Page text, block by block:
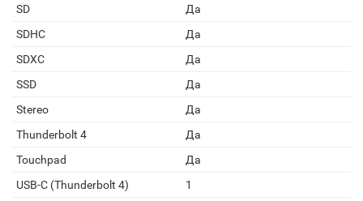
SD
Да
SDHC
Да
SDXC
Да
SSD
Да
Stereo
Да
Thunderbolt 4
Да
Touchpad
Да
USB-C (Thunderbolt 4)
1